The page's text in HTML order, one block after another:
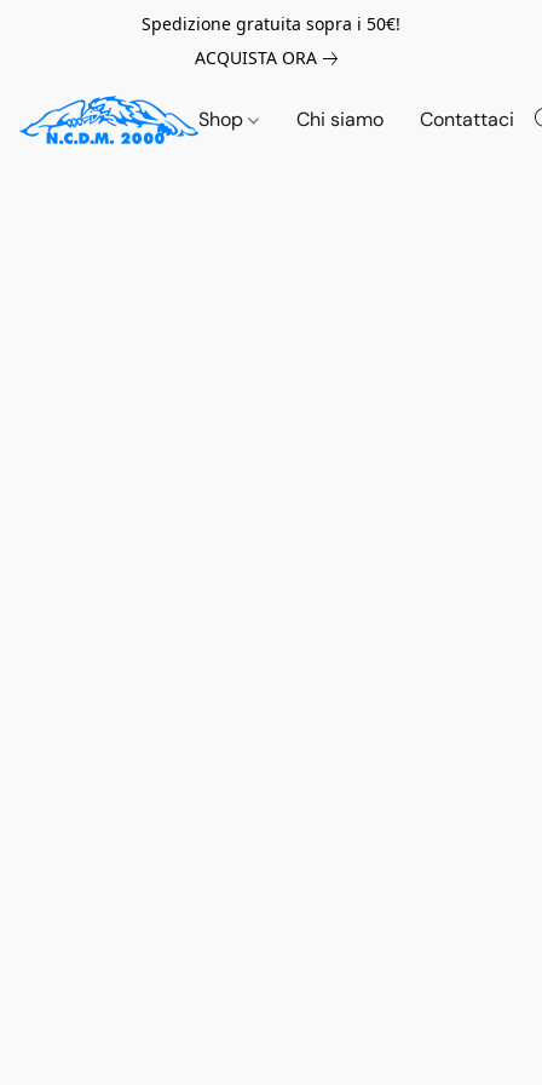
Spedizione gratuita sopra i 50€!
ACQUISTA ORA
Shop Chi siamo Contattaci